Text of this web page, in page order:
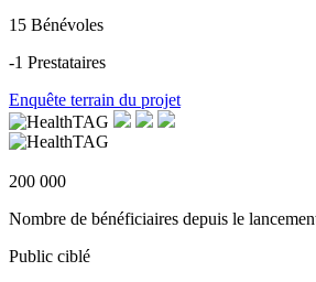
15 Bénévoles
-1 Prestataires
Enquête terrain du projet
200 000
Nombre de bénéficiaires depuis le
Public ciblé